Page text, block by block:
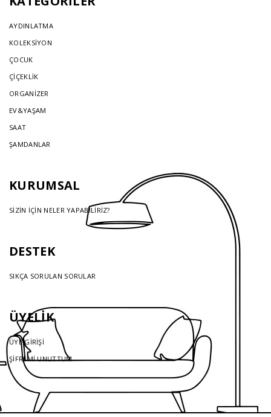
AYDINLATMA
KOLEKSİYON
ÇOCUK
ÇİÇEKLİK
ORGANİZER
EV&YAŞAM
SAAT
ŞAMDANLAR
KURUMSAL
SİZİN İÇİN NELER YAPABİLİRİZ?
DESTEK
SIKÇA SORULAN SORULAR
ÜYELİK
ÜYE GİRİŞİ
ŞİFREMİ UNUTTUM